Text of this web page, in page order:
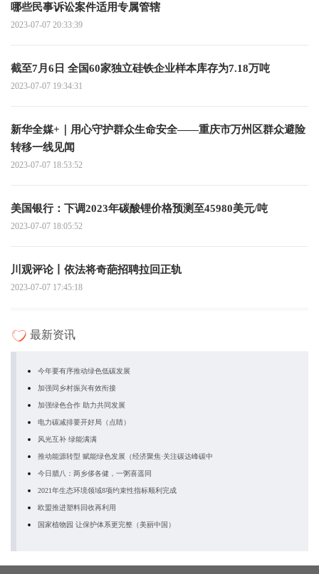
哪些民事诉讼案件适用专属管辖
2023-07-07 20:33:39
截至7月6日 全国60家独立硅铁企业样本库存为7.18万吨
2023-07-07 19:34:31
新华全媒+｜用心守护群众生命安全——重庆市万州区群众避险
转移一线见闻
2023-07-07 18:53:52
美国银行：下调2023年碳酸锂价格预测至45980美元/吨
2023-07-07 18:05:52
川观评论丨依法将奇葩招聘拉回正轨
2023-07-07 17:45:18
最新资讯
今年要有序推动绿色低碳发展
加强同乡村振兴有效衔接
加强绿色合作 助力共同发展
电力碳减排要开好局（点睛）
风光互补 绿能满满
推动能源转型 赋能绿色发展（经济聚焦·关注碳达峰碳中
今日腊八：两乡侈各健，一粥喜遥同
2021年生态环境领域8项约束性指标顺利完成
欧盟推进塑料回收再利用
国家植物园 让保护体系更完整（美丽中国）